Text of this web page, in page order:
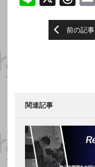
e
a
navigation
前の記事
関連記事